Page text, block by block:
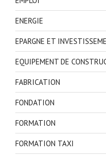
ENERGIE
EPARGNE ET
EQUIPEMENT DE
FABRICATION
FONDATION
FORMATION
FORMATION TAXI